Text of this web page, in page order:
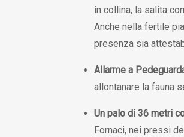
in collina, la salita
Anche nella fertile
presenza sia
Allarme a
allontanare la fauna
Un palo di 36 metri
Fornaci, nei pressi